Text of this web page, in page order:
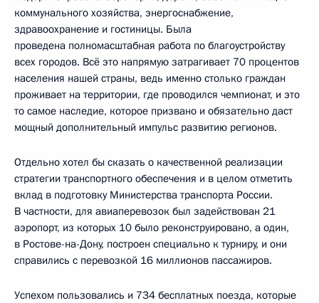
коммунального хозяйства, энергоснабжение,
здравоохранение и гостиницы. Была
проведена полномасштабная работа по благоустройству
всех городов. Всё это напрямую затрагивает 70 процентов
населения нашей страны, ведь именно столько граждан
проживает на территории, где проводился чемпионат, и это
то самое наследие, которое призвано и обязательно даст
мощный дополнительный импульс развитию регионов.
Отдельно хотел бы сказать о качественной реализации
стратегии транспортного обеспечения и в целом отметить
вклад в подготовку Министерства транспорта России.
В частности, для авиаперевозок был задействован 21
аэропорт, из которых 10 было реконструировано, а один,
в Ростове-на-Дону, построен специально к турниру, и они
справились с перевозкой 16 миллионов пассажиров.
Успехом пользовались и 734 бесплатных поезда, которые